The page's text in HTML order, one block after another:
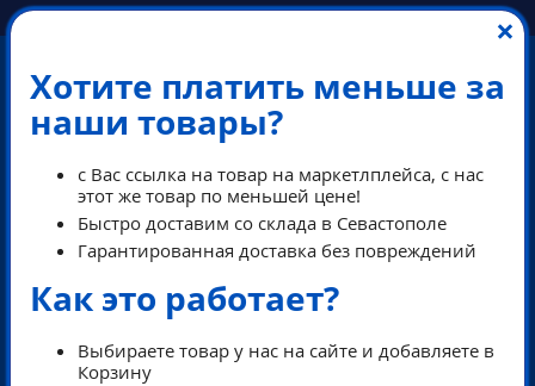
ПЕРЕЗВОНИМ В РАБОЧЕЕ ВРЕМЯ
×
Хотите платить меньше за
наши товары?
с Вас ссылка на товар на маркетлплейса, с нас
этот же товар по меньшей цене!
Быстро доставим со склада в Севастополе
Гарантированная доставка без повреждений
Как это работает?
Выбираете товар у нас на сайте и добавляете в
Корзину